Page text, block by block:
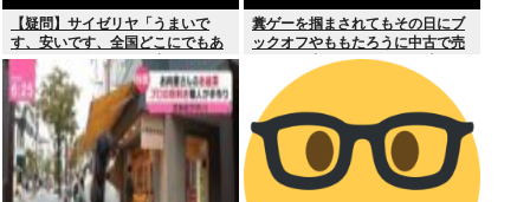
【疑問】サイゼリヤ「うまいで
す、安いです、全国どこにでもあ
ります」←こいつの弱点
糞ゲーを掴まされてもその日にブ
ックオフやももたろうに中古で売
りつける事ができなくなる時代に